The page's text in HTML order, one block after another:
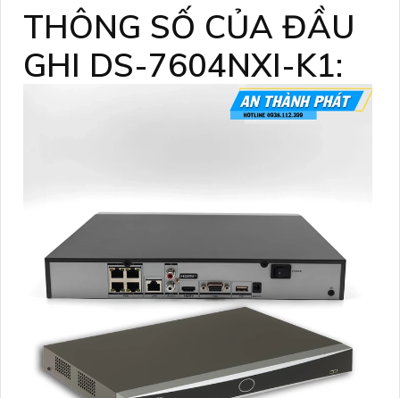
THÔNG SỐ CỦA ĐẦU
GHI DS-7604NXI-K1: